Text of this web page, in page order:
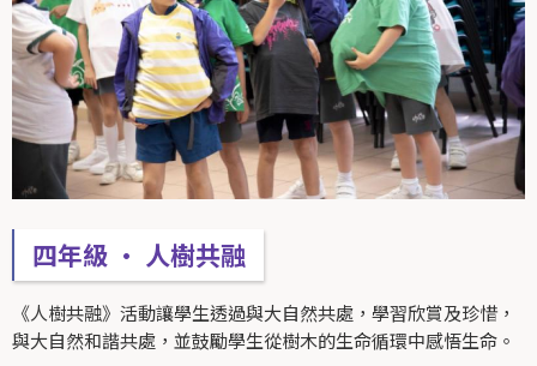
四年級 • 人樹共融
《人樹共融》活動讓學生透過與大自然共處，學習欣賞及珍惜，
與大自然和諧共處，並鼓勵學生從樹木的生命循環中感悟生命。